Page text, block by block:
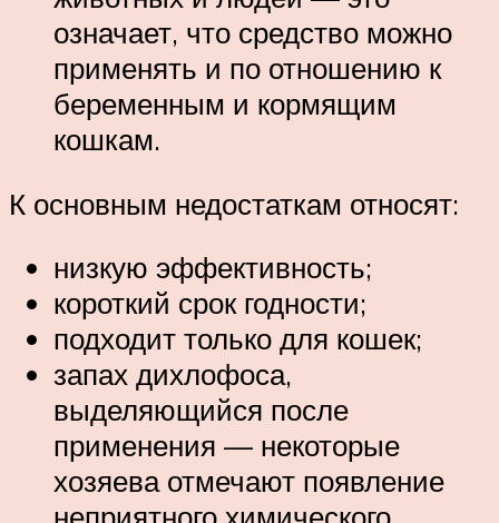
означает, что средство можно
применять и по отношению к
беременным и кормящим
кошкам.
К основным недостаткам относят:
низкую эффективность;
короткий срок годности;
подходит только для кошек;
запах дихлофоса,
выделяющийся после
применения — некоторые
хозяева отмечают появление